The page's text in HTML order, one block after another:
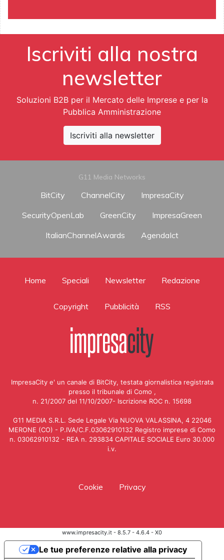
Iscriviti alla nostra
newsletter
Soluzioni B2B per il Mercato delle Imprese e per la
Pubblica Amministrazione
Iscriviti alla newsletter
G11 Media Networks
BitCity ChannelCity
ImpresaCity
SecurityOpenLab
GreenCity
ImpresaGreen
ItalianChannelAwards
AgendaIct
Home Speciali Newsletter Redazione
Copyright Pubblicità RSS
ImpresaCity e' un canale di BitCity, testata giornalistica registrata
presso il tribunale di Como ,
n. 21/2007 del 11/10/2007- Iscrizione ROC n. 15698
G11 MEDIA S.R.L. Sede Legale Via NUOVA VALASSINA, 4 22046
MERONE (CO) - P.IVA/C.F.03062910132 Registro imprese di Como
n. 03062910132 - REA n. 293834 CAPITALE SOCIALE Euro 30.000
i.v.
Cookie Privacy
www.impresacity.it - 8.5.7 - 4.6.4 - X0
Le tue preferenze relative alla privacy